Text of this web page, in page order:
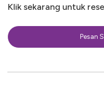
Klik sekarang untuk
Pesan